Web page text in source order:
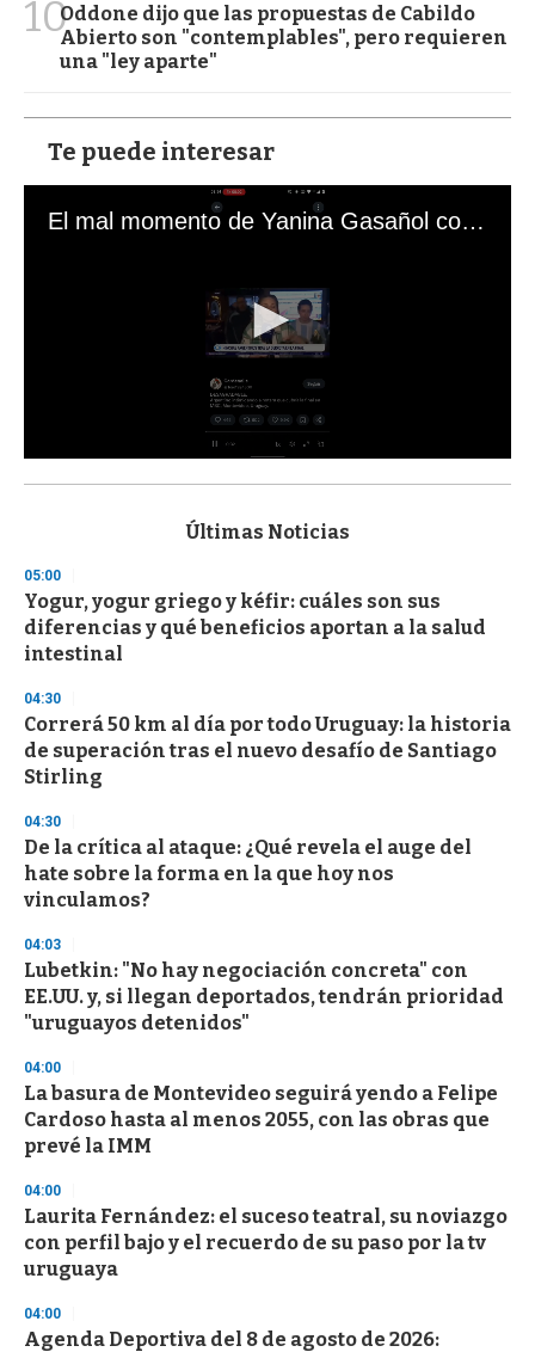
10Oddone dijo que las propuestas de Cabildo
Abierto son "contemplables", pero requieren
una "ley aparte"
Te puede interesar
El mal momento de Yanina Gasañol con un hincha argentino en "Subrayado"
s
d
s
o
f
3
s
e
c
o
n
Últimas Noticias
05:00
Yogur, yogur griego y kéfir: cuáles son sus
diferencias y qué beneficios aportan a la salud
intestinal
04:30
Correrá 50 km al día por todo Uruguay: la historia
de superación tras el nuevo desafío de Santiago
Stirling
04:30
De la crítica al ataque: ¿Qué revela el auge del
hate sobre la forma en la que hoy nos
vinculamos?
04:03
Lubetkin: "No hay negociación concreta" con
EE.UU. y, si llegan deportados, tendrán prioridad
"uruguayos detenidos"
04:00
La basura de Montevideo seguirá yendo a Felipe
Cardoso hasta al menos 2055, con las obras que
prevé la IMM
04:00
Laurita Fernández: el suceso teatral, su noviazgo
con perfil bajo y el recuerdo de su paso por la tv
uruguaya
04:00
Agenda Deportiva del 8 de agosto de 2026: